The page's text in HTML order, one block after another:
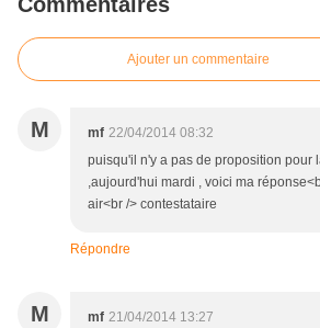
Ajouter un commentaire
M mf 22/04/2014 08:32
puisqu'il n'y a pas de proposition pour
,aujourd'hui mardi , voici ma
air<br /> contestataire
Répondre
M mf 21/04/2014 13:27